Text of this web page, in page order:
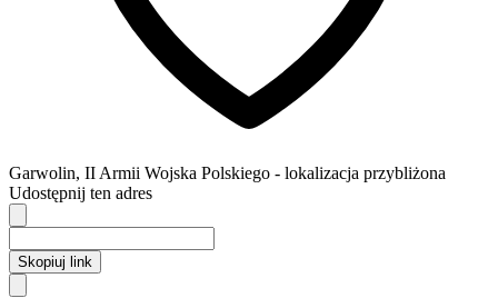
Garwolin, II Armii Wojska Polskiego - lokalizacja przybliżona
Udostępnij ten adres
Skopiuj link